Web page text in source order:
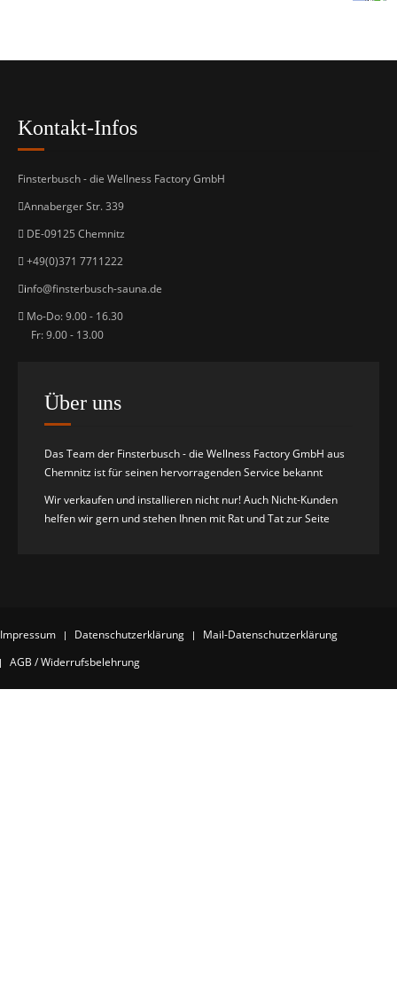
Kontakt-Infos
Finsterbusch - die Wellness Factory GmbH
Annaberger Str. 339
DE-09125 Chemnitz
+49(0)371 7711222
info@finsterbusch-sauna.de
Mo-Do: 9.00 - 16.30
Fr: 9.00 - 13.00
Über uns
Das Team der Finsterbusch - die Wellness Factory GmbH aus
Chemnitz ist für seinen hervorragenden Service bekannt
Wir verkaufen und installieren nicht nur! Auch Nicht-Kunden
helfen wir gern und stehen Ihnen mit Rat und Tat zur Seite
Impressum Datenschutzerklärung
Mail-Datenschutzerklärung
AGB / Widerrufsbelehrung